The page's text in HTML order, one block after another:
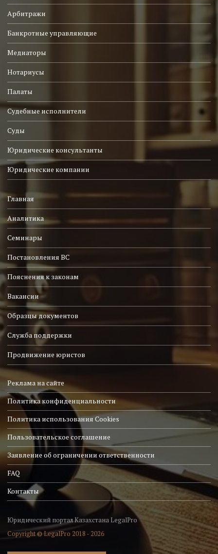
Арбитражи
Банкротные управляющие
Медиаторы
Нотариусы
Палаты
Судебные исполнители
Суды
Юридические консультанты
Юридические компании
Главная
Аналитика
Семинары
Постановления ВС
Пояснения к законам
Вакансии
Образцы документов
Служба поддержки
Продвижение юристов
Реклама на сайте
Политика конфиденциальности
Политика использования Cookies
Пользовательское соглашение
Заявление об ограничении ответственности
FAQ
Контакты
Юридический портал Казахстана LegalPro
Copyright © LegalPro 2018 - 2026